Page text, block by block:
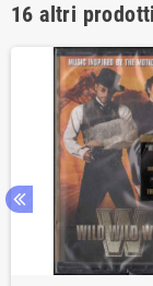
16 altri